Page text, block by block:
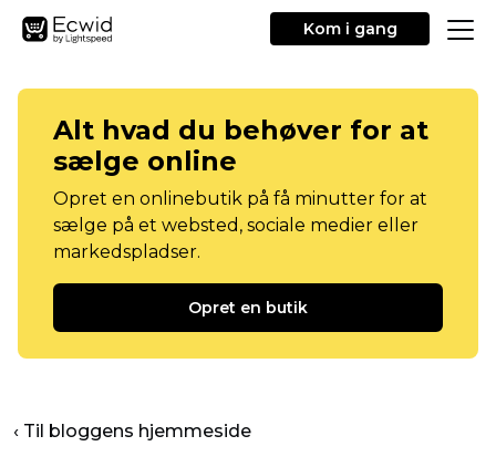
Kom i gang
Alt hvad du behøver for at
sælge online
Opret en onlinebutik på få minutter for at
sælge på et websted, sociale medier eller
markedspladser.
Opret en butik
‹ Til bloggens hjemmeside